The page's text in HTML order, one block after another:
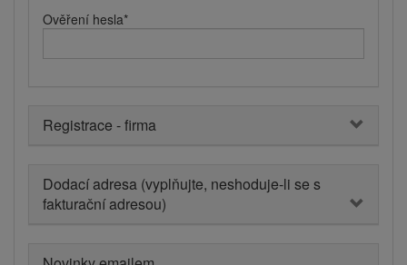
Ověření hesla*
Registrace - firma
Dodací adresa (vyplňujte, neshoduje-li se s
fakturační adresou)